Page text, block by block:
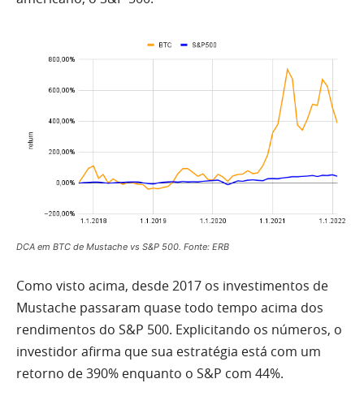
DCA em BTC de Mustache vs S&P 500. Fonte: ERB
Como visto acima, desde 2017 os investimentos de
Mustache passaram quase todo tempo acima dos
rendimentos do S&P 500. Explicitando os números, o
investidor afirma que sua estratégia está com um
retorno de 390% enquanto o S&P com 44%.